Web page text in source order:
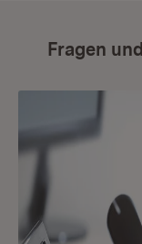
Fragen